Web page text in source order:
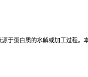
于蛋白质的水解或加工过程。